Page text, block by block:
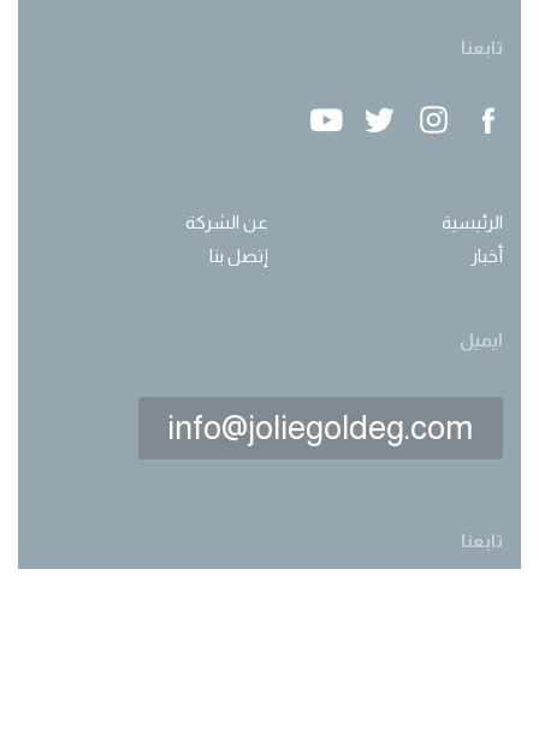
تابعنا
الرئيسية
عن الشركة
أخبار
إتصل بنا
ايميل
info@joliegoldeg.com
تابعنا